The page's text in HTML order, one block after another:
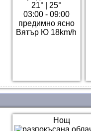
21°
25°
03:00 - 09:00
предимно ясно
Вятър Ю 18km/h
Нощ